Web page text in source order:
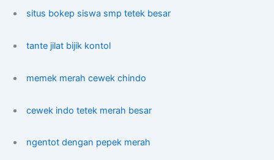
situs bokep siswa smp tetek besar
tante jilat bijik kontol
memek merah cewek chindo
cewek indo tetek merah besar
ngentot dengan pepek merah